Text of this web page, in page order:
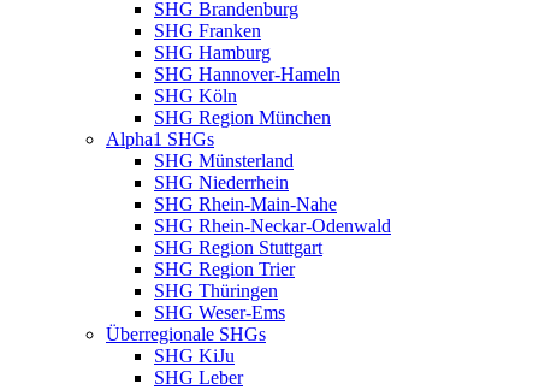
SHG Brandenburg
SHG Franken
SHG Hamburg
SHG Hannover-Hameln
SHG Köln
SHG Region München
Alpha1 SHGs
SHG Münsterland
SHG Niederrhein
SHG Rhein-Main-Nahe
SHG Rhein-Neckar-Odenwald
SHG Region Stuttgart
SHG Region Trier
SHG Thüringen
SHG Weser-Ems
Überregionale SHGs
SHG KiJu
SHG Leber